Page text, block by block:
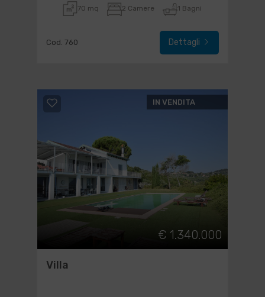
70 mq 2 Camere 1 Bagni
Cod. 760 Dettagli
IN VENDITA
€ 1.340.000
Villa